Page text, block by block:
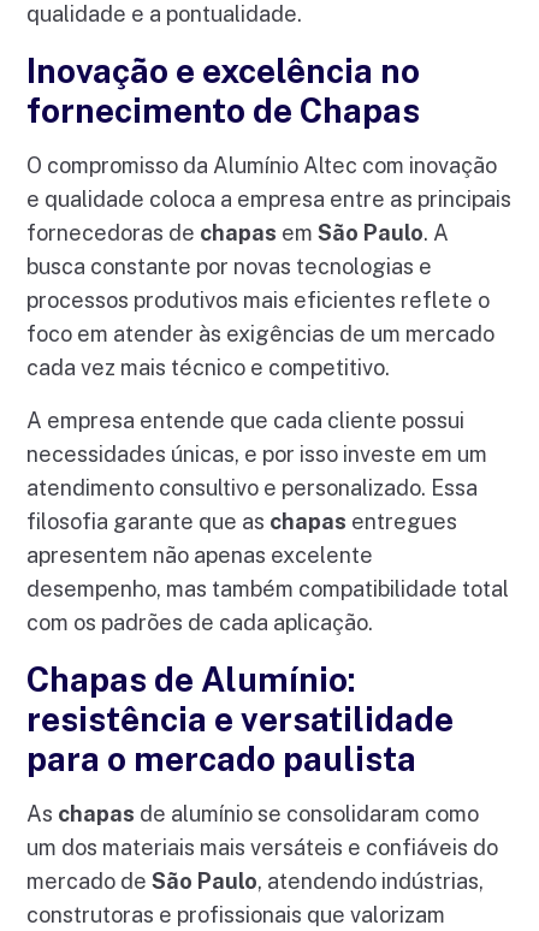
qualidade e a pontualidade.
Inovação e excelência no
fornecimento de Chapas
O compromisso da Alumínio Altec com inovação
e qualidade coloca a empresa entre as principais
fornecedoras de chapas emSão Paulo. A
busca constante por novas tecnologias e
processos produtivos mais eficientes reflete o
foco em atender às exigências de um mercado
cada vez mais técnico e competitivo.
A empresa entende que cada cliente possui
necessidades únicas, e por isso investe em um
atendimento consultivo e personalizado. Essa
filosofia garante que as chapas entregues
apresentem não apenas excelente
desempenho, mas também compatibilidade total
com os padrões de cada aplicação.
Chapas de Alumínio:
resistência e versatilidade
para o mercado paulista
As chapas de alumínio se consolidaram como
um dos materiais mais versáteis e confiáveis do
mercado deSão Paulo, atendendo indústrias,
construtoras e profissionais que valorizam